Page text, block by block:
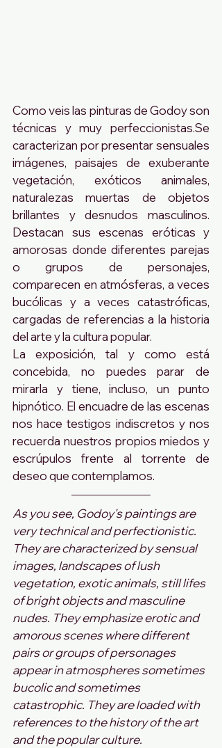
Como veis las pinturas de Godoy son
técnicas y muy perfeccionistas.Se
caracterizan por presentar sensuales
imágenes, paisajes de exuberante
vegetación, exóticos animales,
naturalezas muertas de objetos
brillantes y desnudos masculinos.
Destacan sus escenas eróticas y
amorosas donde diferentes parejas
o grupos de personajes,
comparecen en atmósferas, a veces
bucólicas y a veces catastróficas,
cargadas de referencias a la historia
del arte y la cultura popular.
La exposición, tal y como está
concebida, no puedes parar de
mirarla y tiene, incluso, un punto
hipnótico. El encuadre de las escenas
nos hace testigos indiscretos y nos
recuerda nuestros propios miedos y
escrúpulos frente al torrente de
deseo que contemplamos.
As you see, Godoy's paintings are
very technical and perfectionistic.
They are characterized by sensual
images, landscapes of lush
vegetation, exotic animals, still lifes
of bright objects and masculine
nudes. They emphasize erotic and
amorous scenes where different
pairs or groups of personages
appear in atmospheres sometimes
bucolic and sometimes
catastrophic. They are loaded with
references to the history of the art
and the popular culture.